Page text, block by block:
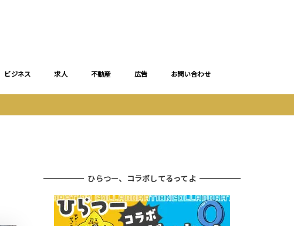
ビジネス 求人 不動産 広告 お問い合わせ
ひらつー、コラボしてるってよ